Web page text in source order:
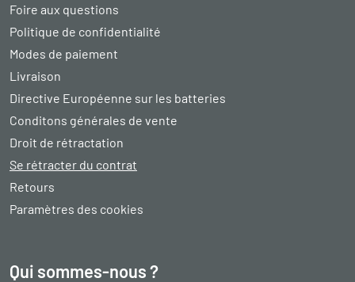
Foire aux questions
Politique de confidentialité
Modes de paiement
Livraison
Directive Européenne sur les batteries
Conditons générales de vente
Droit de rétractation
Se rétracter du contrat
Retours
Paramètres des cookies
Qui sommes-nous ?